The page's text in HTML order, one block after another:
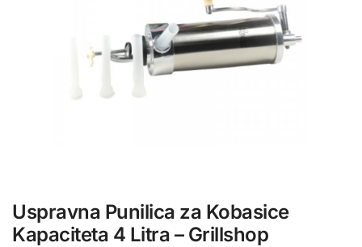
Uspravna Punilica za Kobasice
Kapaciteta 4 Litra – Grillshop